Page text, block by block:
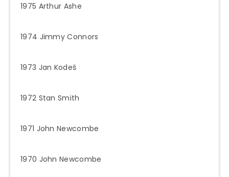
1975 Arthur Ashe
1974 Jimmy Connors
1973 Jan Kodeš
1972 Stan Smith
1971 John Newcombe
1970 John Newcombe